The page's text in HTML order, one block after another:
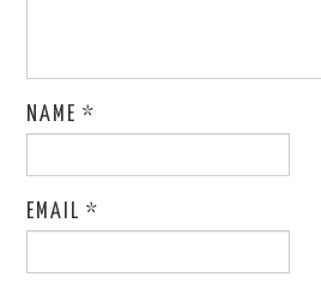
NAME*
EMAIL*